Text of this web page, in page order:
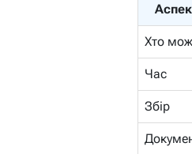
Хто
Час
Збір